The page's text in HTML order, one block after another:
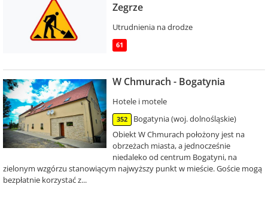
Zegrze
Utrudnienia na drodze
61
W Chmurach - Bogatynia
Hotele i motele
352
Bogatynia (woj. dolnośląskie)
Obiekt W Chmurach położony jest na
obrzeżach miasta, a jednocześnie
niedaleko od centrum Bogatyni, na
zielonym wzgórzu stanowiącym najwyższy punkt w mieście. Goście mogą
bezpłatnie korzystać z...